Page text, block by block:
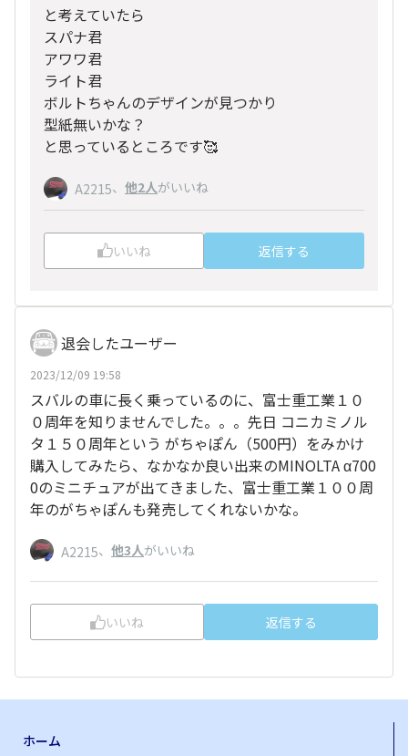
と考えていたら
スパナ君
アワワ君
ライト君
ボルトちゃんのデザインが見つかり
型紙無いかな？
と思っているところです🥰
A2215、 他2人がいいね
いいね 返信する
退会したユーザー
2023/12/09 19:58
スバルの車に長く乗っているのに、富士重工業１０
０周年を知りませんでした。。。先日 コニカミノル
タ１５０周年という がちゃぽん（500円）をみかけ
購入してみたら、なかなか良い出来のMINOLTA α700
0のミニチュアが出てきました、富士重工業１００周
年のがちゃぽんも発売してくれないかな。
A2215、 他3人がいいね
いいね 返信する
ホーム